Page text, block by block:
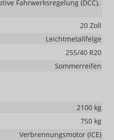
Fahrwerksregelung (DCC),
20 Zoll
Leichtmetallfelge
255/40 R20
Sommerreifen
2100 kg
750 kg
Verbrennungsmotor (ICE)